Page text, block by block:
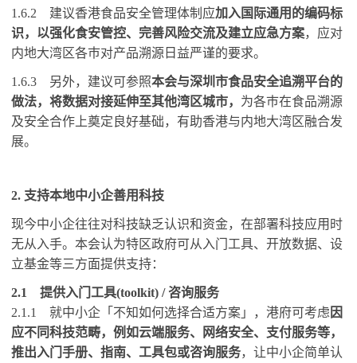
1.6.2 建议香港食品安全管理体制应加入国际通用的编码标
识，以强化食安管控、完善风险交流及建立应急方案，应对
内地大湾区各巿对产品溯源日益严谨的要求。
1.6.3 另外，建议可参照本会与深圳市食品安全追溯平台的
做法，将数据对接延伸至其他湾区城市， 为各巿在食品溯源
及安全合作上奠定良好基础，有助香港与内地大湾区融合发
展。
2. 支持本地中小企善用科技
现今中小企往往对科技缺乏认识和资金，在部署科技应用时
无从入手。本会认为特区政府可从入门工具、开放数据、设
立基金等三方面提供支持：
2.1 提供入门工具(toolkit) / 咨询服务
2.1.1 就中小企「不知如何选择合适方案」，港府可考虑 因
应不同科技范畴，例如云端服务、网络安全、支付服务等，
推出入门手册、指南、工具包或咨询服务，让中小企简单认